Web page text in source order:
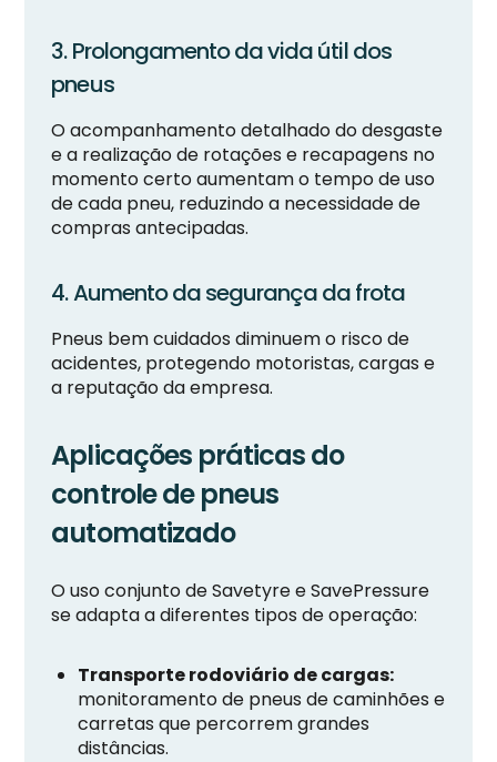
3. Prolongamento da vida útil dos
pneus
O acompanhamento detalhado do desgaste
e a realização de rotações e recapagens no
momento certo aumentam o tempo de uso
de cada pneu, reduzindo a necessidade de
compras antecipadas.
4. Aumento da segurança da frota
Pneus bem cuidados diminuem o risco de
acidentes, protegendo motoristas, cargas e
a reputação da empresa.
Aplicações práticas do
controle de pneus
automatizado
O uso conjunto de Savetyre e SavePressure
se adapta a diferentes tipos de operação:
Transporte rodoviário de cargas:
monitoramento de pneus de caminhões e
carretas que percorrem grandes
distâncias.